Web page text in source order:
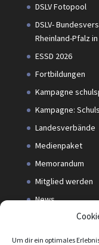
Um dir ein optimales
DSLV Fotopool
DSLV-
Rheinland-Pfalz
ESSD 2026
Fortbildungen
Kampagne
Kampagne:
Landesverbände
Medienpaket
Memorandum
Mitglied werden
News
Praxispool